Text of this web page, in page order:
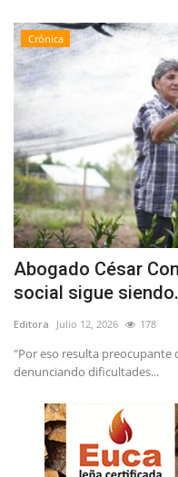
Crónica
Abogado César
social sigue
Editora Julio 12, 2026 178
"Por eso resulta preocupante
denunciando dificultades...